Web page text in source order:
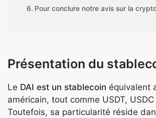
Pour conclure notre avis sur la
Présentation du
Le DAI est un stablecoin équivalent
américain, tout comme USDT, USDC
Toutefois, sa particularité réside